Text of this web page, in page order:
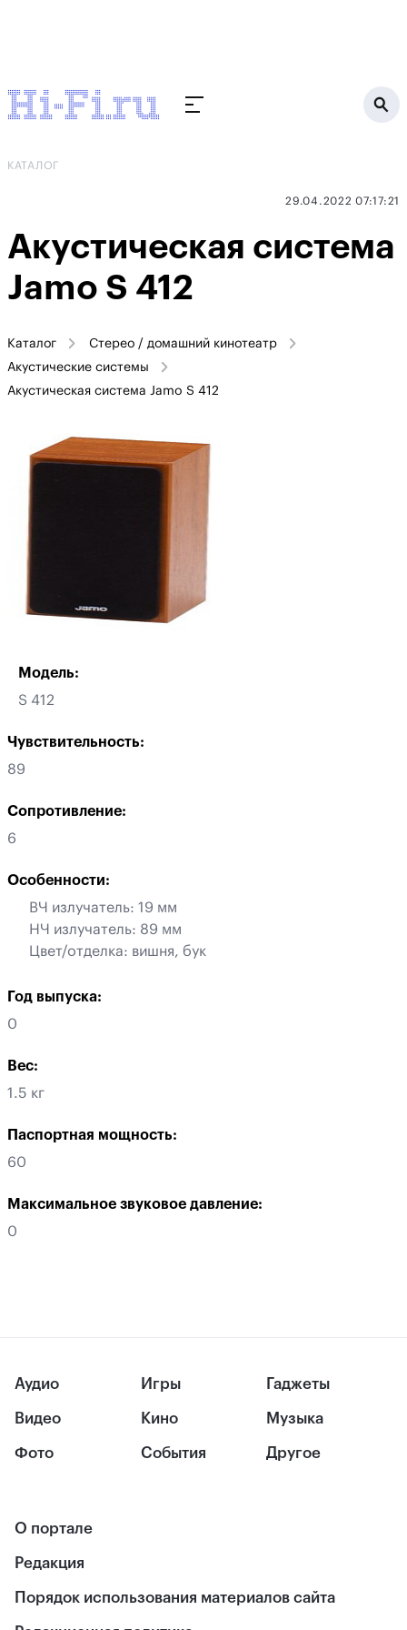
КАТАЛОГ
29.04.2022 07:17:21
Акустическая система
Jamo S 412
Каталог
Стерео / домашний кинотеатр
Акустические системы
Акустическая система Jamo S 412
Модель:
S 412
Чувствительность:
89
Сопротивление:
6
Особенности:
ВЧ излучатель: 19 мм
НЧ излучатель: 89 мм
Цвет/отделка: вишня, бук
Год выпуска:
0
Вес:
1.5 кг
Паспортная мощность:
60
Максимальное звуковое давление:
0
Аудио
Видео
Фото
Игры
Кино
События
Гаджеты
Музыка
Другое
О портале
Редакция
Порядок использования материалов сайта